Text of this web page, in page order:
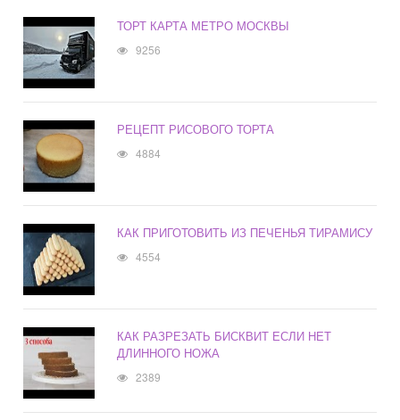
ТОРТ КАРТА МЕТРО МОСКВЫ
9256
РЕЦЕПТ РИСОВОГО ТОРТА
4884
КАК ПРИГОТОВИТЬ ИЗ ПЕЧЕНЬЯ ТИРАМИСУ
4554
КАК РАЗРЕЗАТЬ БИСКВИТ ЕСЛИ НЕТ
ДЛИННОГО НОЖА
2389